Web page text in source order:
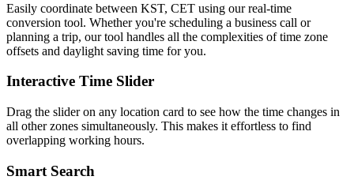
Easily coordinate between KST, CET using our real-time
conversion tool. Whether you're scheduling a business call or
planning a trip, our tool handles all the complexities of time zone
offsets and daylight saving time for you.
Interactive Time Slider
Drag the slider on any location card to see how the time changes in
all other zones simultaneously. This makes it effortless to find
overlapping working hours.
Smart Search